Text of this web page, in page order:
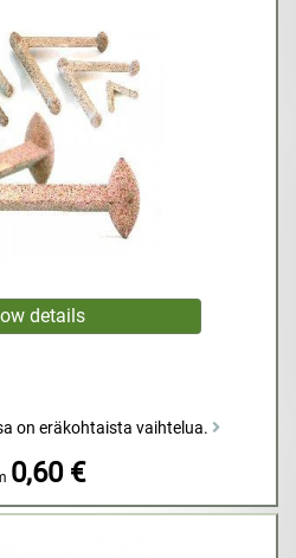
on eräkohtaista vaihtelua.
0,60 €